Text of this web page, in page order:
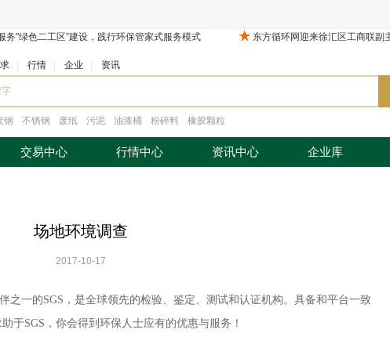
行情 企业 资讯
钢 不锈钢 废纸 污泥 油漆桶 粉碎料 橡胶颗粒
交易中心 行情中心 资讯中心 企业库
场地环境调查
2017-10-17
之一的SGS，是全球领先的检验、鉴定、测试和认证机构。具备和平台一致
于SGS，你会得到环保人士应有的优惠与服务！